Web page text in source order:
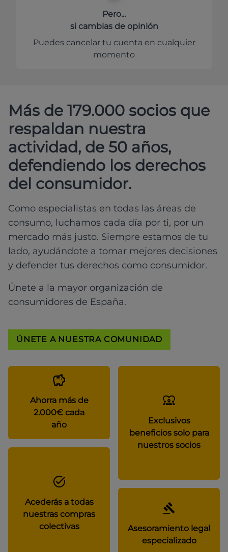
Pero...
si cambias de opinión
Puedes cancelar tu cuenta en cualquier
momento
Más de 179.000 socios que
respaldan nuestra
actividad, de 50 años,
defendiendo los derechos
del consumidor.
Como especialistas en todas las áreas de
consumo, luchamos cada día por ti, por un
mercado más justo. Siempre estamos de tu
lado, ayudándote a tomar mejores decisiones
y defender tus derechos como consumidor.
Únete a la mayor organización de
consumidores de España.
ÚNETE A NUESTRA COMUNIDAD
Ahorra más de
2.000€ cada
año
Exclusivos
beneficios solo para
nuestros socios
Acederás a todas
nuestras compras
colectivas
Asesoramiento legal
especializado